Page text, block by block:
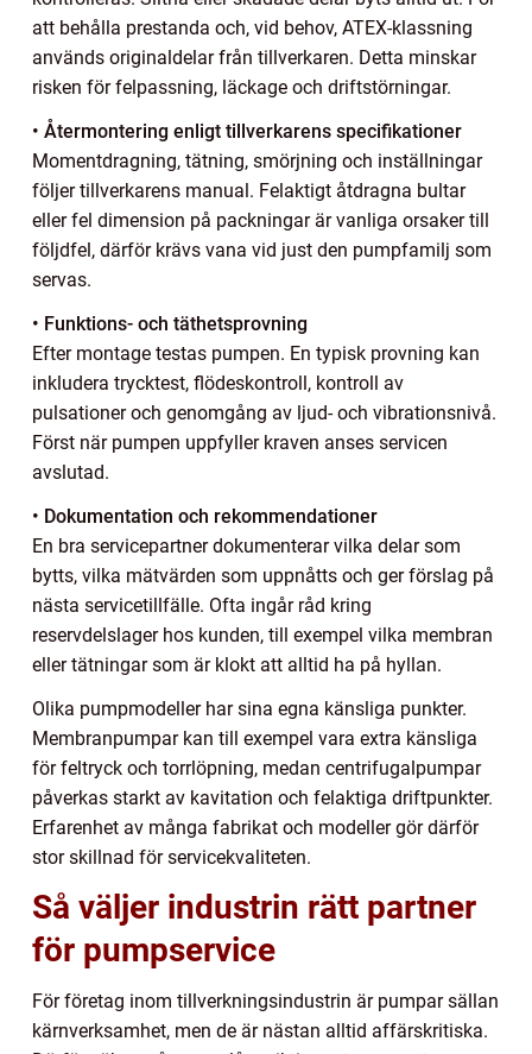
att behålla prestanda och, vid behov, ATEX-klassning
används originaldelar från tillverkaren. Detta minskar
risken för felpassning, läckage och driftstörningar.
• Återmontering enligt tillverkarens specifikationer
Momentdragning, tätning, smörjning och inställningar
följer tillverkarens manual. Felaktigt åtdragna bultar
eller fel dimension på packningar är vanliga orsaker till
följdfel, därför krävs vana vid just den pumpfamilj som
servas.
• Funktions- och täthetsprovning
Efter montage testas pumpen. En typisk provning kan
inkludera trycktest, flödeskontroll, kontroll av
pulsationer och genomgång av ljud- och vibrationsnivå.
Först när pumpen uppfyller kraven anses servicen
avslutad.
• Dokumentation och rekommendationer
En bra servicepartner dokumenterar vilka delar som
bytts, vilka mätvärden som uppnåtts och ger förslag på
nästa servicetillfälle. Ofta ingår råd kring
reservdelslager hos kunden, till exempel vilka membran
eller tätningar som är klokt att alltid ha på hyllan.
Olika pumpmodeller har sina egna känsliga punkter.
Membranpumpar kan till exempel vara extra känsliga
för feltryck och torrlöpning, medan centrifugalpumpar
påverkas starkt av kavitation och felaktiga driftpunkter.
Erfarenhet av många fabrikat och modeller gör därför
stor skillnad för servicekvaliteten.
Så väljer industrin rätt partner
för pumpservice
För företag inom tillverkningsindustrin är pumpar sällan
kärnverksamhet, men de är nästan alltid affärskritiska.